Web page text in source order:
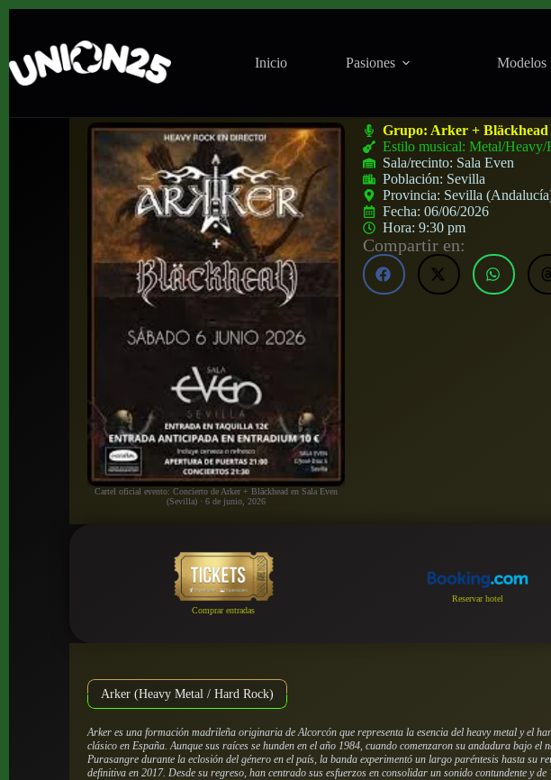
Inicio Pasiones Modelos
Cartel oficial evento: Concierto de Arker + Bläckhead en Sala Even
(Sevilla) · 6 de junio, 2026
Grupo: Arker + Bläckhead
Estilo musical: Metal/Heavy/
Sala/recinto: Sala Even
Población: Sevilla
Provincia: Sevilla
Fecha:06/06/2026
Hora:9:30 pm
Compartir en:
Comprar entradas
Reservar hotel
Arker (Heavy Metal / Hard Rock)
Arker es una formación madrileña originaria de Alcorcón que representa la esencia del heavy metal y el
clásico en España. Aunque sus raíces se hunden en el año 1984, cuando comenzaron su andadura bajo el
Purasangre durante la eclosión del género en el país, la banda experimentó un largo paréntesis hasta su
definitiva en 2017. Desde su regreso, han centrado sus esfuerzos en consolidar un sonido contundente y de